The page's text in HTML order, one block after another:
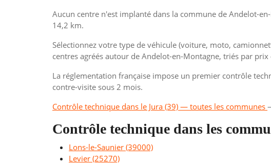
Aucun centre n'est implanté dans la commune de Andelot-
14,2 km.
Sélectionnez votre type de véhicule (voiture, moto,
centres agréés autour de Andelot-en-Montagne, triés par prix
La réglementation française impose un premier contrôle
contre-visite sous 2 mois.
Contrôle technique dans le Jura (39) — toutes les communes
Contrôle technique dans les
Lons-le-Saunier (39000)
Levier (25270)